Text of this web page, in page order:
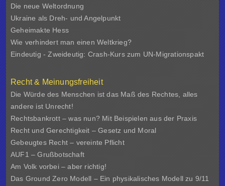
Die neue Weltordnung
Ukraine als Dreh- und Angelpunkt
Geheimakte Hess
Wie verhindert man einen Weltkrieg?
Eindeutig - Zweideutig: Crash-Kurs zum UN-Migrationspakt
Recht & Meinungsfreiheit
Die Würde des Menschen ist das Maß des Rechtes, alles
andere ist Unrecht!
Rechtsbankrott – was nun? Mit Beispielen aus der Praxis
Recht und Gerechtigkeit – Gesetz und Moral
Gebeugtes Recht – vereinte Pflicht
AUF1 – Grußbotschaft
Am Volk vorbei – aber richtig!
Das Ground Zero Modell – Ein physikalisches Modell zu 9/11